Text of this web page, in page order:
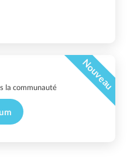
Nouveau
la communauté